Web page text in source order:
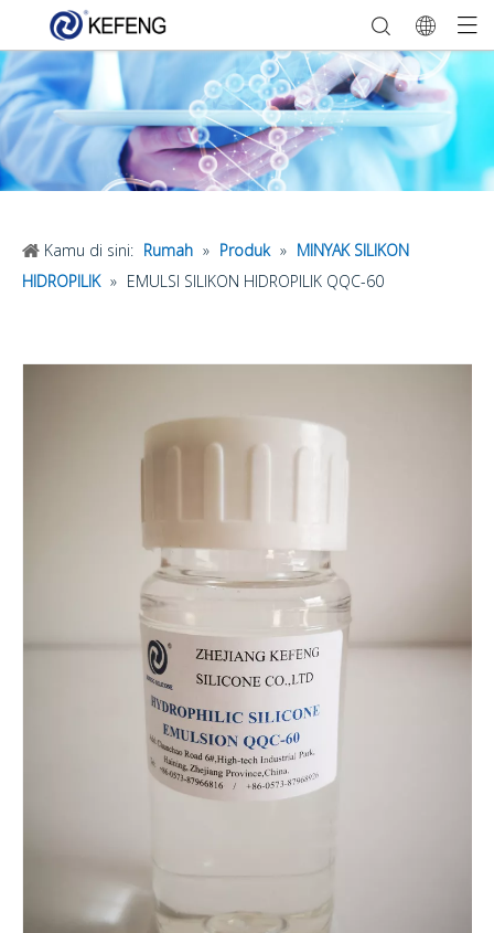
Kamu di sini: Rumah » Produk » MINYAK SILIKON
HIDROPILIK » EMULSI SILIKON HIDROPILIK QQC-60